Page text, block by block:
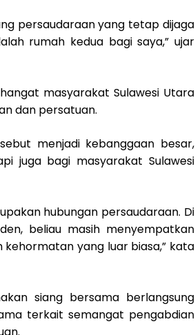
persaudaraan yang tetap dijaga
rumah kedua bagi saya,” ujar
masyarakat Sulawesi Utara
dan persatuan.
menjadi kebanggaan besar,
juga bagi masyarakat Sulawesi
hubungan persaudaraan. Di
beliau masih menyempatkan
yang luar biasa,” kata
siang bersama berlangsung
terkait semangat pengabdian